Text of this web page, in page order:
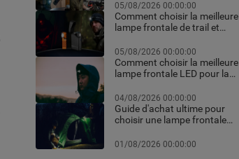
05/08/2026 00:00:00
Comment choisir la meilleure
lampe frontale de trail et
nuit
05/08/2026 00:00:00
Comment choisir la meilleure
lampe frontale LED pour la
04/08/2026 00:00:00
Guide d'achat ultime pour
choisir une lampe frontale
professionnelle pour le
01/08/2026 00:00:00